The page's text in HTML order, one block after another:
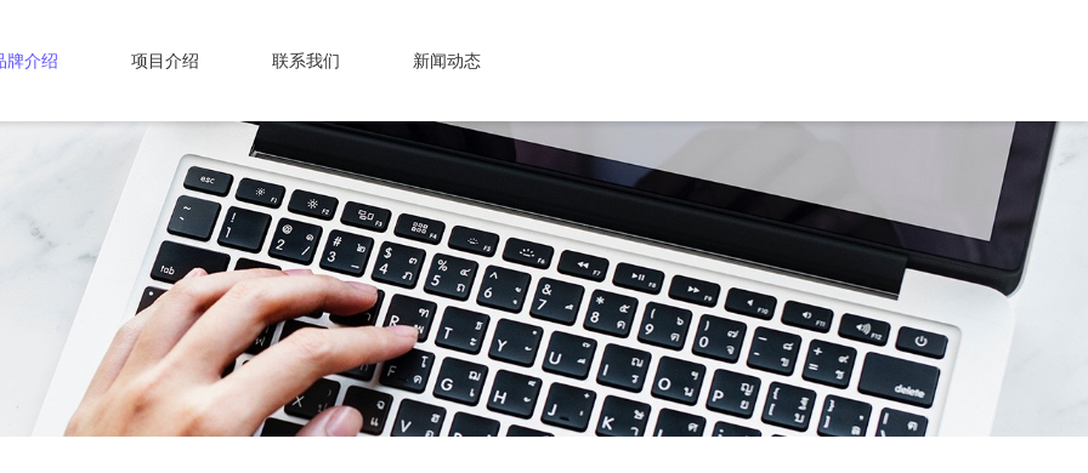
牌介绍 项目介绍 联系我们 新闻动态